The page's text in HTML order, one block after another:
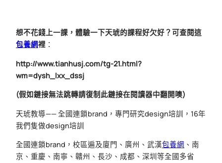
想不花錢上一課，體驗一下天琥的課程好欠好？可查閱這
包養網裡 ：
http://www.tianhusj.com/tg-21.html?
wm=dysh_lxx_dssj
(假如鏈接無法跳轉請復制此鏈接在閱讀器中翻開噢)
天琥教導—— 全國連鎖brand，專門研究design培訓，16年
我們隻做design培訓
全國連鎖brand，校區遍及廈門、廣州、武漢包養網 、南
京、重慶、南寧、贛州、長沙、成都、深圳等全國多省